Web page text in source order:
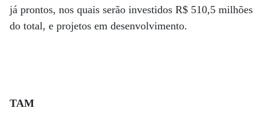
já prontos, nos quais serão investidos R$ 510,5 milhões
do total, e projetos em desenvolvimento.
TAM